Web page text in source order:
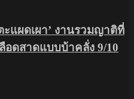
ะแผดเผา’ งานรวมญาติที่
อดสาดแบบบ้าคลั่ง 9/10